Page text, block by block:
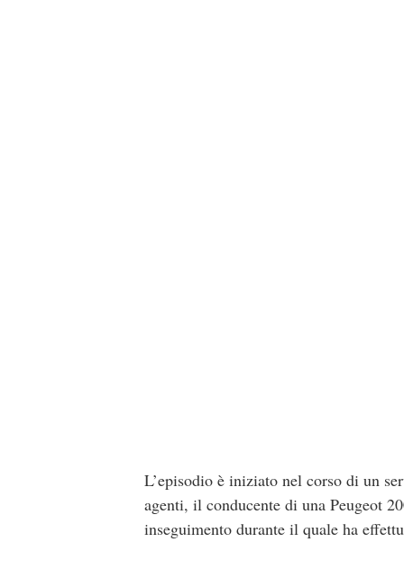
L’episodio è iniziato nel corso di un
agenti, il conducente di una Peugeot
inseguimento durante il quale ha